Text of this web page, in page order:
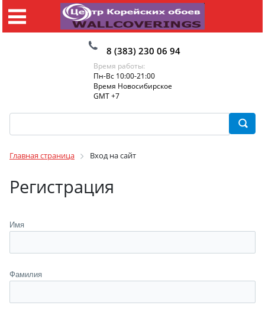
8 (383) 230 06 94
Время работы:
Пн-Вс 10:00-21:00
Время Новосибирское
GMT +7
Главная страница Вход на сайт
Регистрация
Имя
Фамилия